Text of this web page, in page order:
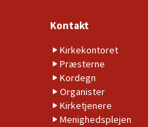
Kontakt
Kirkekontoret
Præsterne
Kordegn
Organister
Kirketjenere
Menighedsplejen